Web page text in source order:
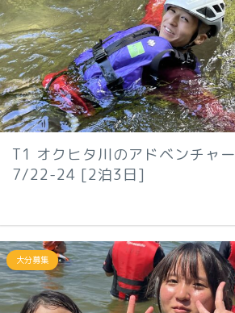
T1 オクヒタ川のアドベンチャー
7/22-24 [2泊3日]
大分募集